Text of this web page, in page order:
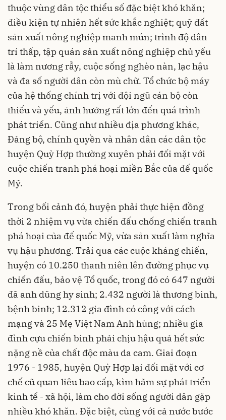
thuộc vùng dân tộc thiểu số đặc biệt khó khăn;
điều kiện tự nhiên hết sức khắc nghiệt; quỹ đất
sản xuất nông nghiệp manh mún; trình độ dân
trí thấp, tập quán sản xuất nông nghiệp chủ yếu
là làm nương rẫy, cuộc sống nghèo nàn, lạc hậu
và đa số người dân còn mù chữ. Tổ chức bộ máy
của hệ thống chính trị với đội ngũ cán bộ còn
thiếu và yếu, ảnh hưởng rất lớn đến quá trình
phát triển. Cũng như nhiều địa phương khác,
Đảng bộ, chính quyền và nhân dân các dân tộc
huyện Quỳ Hợp thường xuyên phải đối mặt với
cuộc chiến tranh phá hoại miền Bắc của đế quốc
Mỹ.
Trong bối cảnh đó, huyện phải thực hiện đồng
thời 2 nhiệm vụ vừa chiến đấu chống chiến tranh
phá hoại của đế quốc Mỹ, vừa sản xuất làm nghĩa
vụ hậu phương. Trải qua các cuộc kháng chiến,
huyện có 10.250 thanh niên lên đường phục vụ
chiến đấu, bảo vệ Tổ quốc, trong đó có 647 người
đã anh dũng hy sinh; 2.432 người là thương binh,
bệnh binh; 12.312 gia đình có công với cách
mạng và 25 Mẹ Việt Nam Anh hùng; nhiều gia
đình cựu chiến binh phải chịu hậu quả hết sức
nặng nề của chất độc màu da cam. Giai đoạn
1976 - 1985, huyện Quỳ Hợp lại đối mặt với cơ
chế cũ quan liêu bao cấp, kìm hãm sự phát triển
kinh tế - xã hội, làm cho đời sống người dân gặp
nhiều khó khăn. Đặc biệt, cùng với cả nước bước